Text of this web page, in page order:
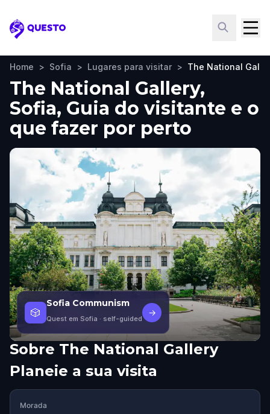
Questo
Home > Sofia > Lugares para visitar > The National
The National Gallery,
Sofia, Guia do visitante e o
que fazer por perto
🎲
Sofia Communism
Quest em Sofia · self-guided
→
Sobre The National Gallery
Planeie a sua visita
Morada